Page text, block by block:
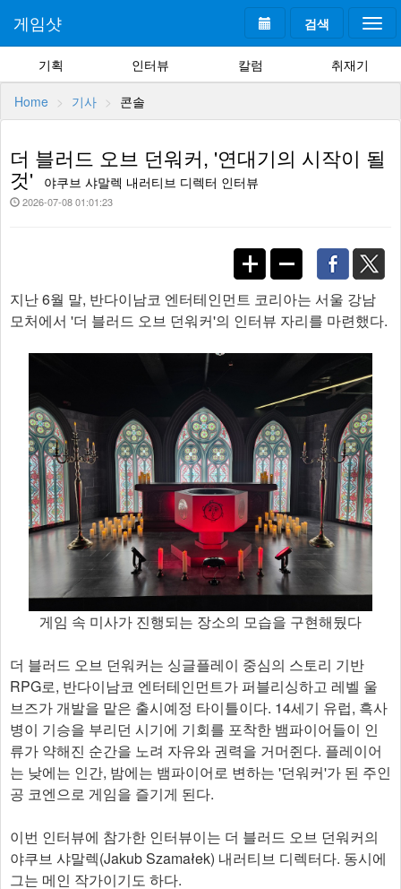
검색
게임샷
기획 인터뷰 칼럼 취재기
Home 기사 콘솔
더 블러드 오브 던워커, '연대기의 시작이 될
것' 야쿠브 샤말렉 내러티브 디렉터 인터뷰
2026-07-08 01:01:23
지난 6월 말, 반다이남코 엔터테인먼트 코리아는 서울 강남
모처에서 '더 블러드 오브 던워커'의 인터뷰 자리를 마련했다.
게임 속 미사가 진행되는 장소의 모습을 구현해뒀다
더 블러드 오브 던워커는 싱글플레이 중심의 스토리 기반
RPG로, 반다이남코 엔터테인먼트가 퍼블리싱하고 레벨 울
브즈가 개발을 맡은 출시예정 타이틀이다. 14세기 유럽, 흑사
병이 기승을 부리던 시기에 기회를 포착한 뱀파이어들이 인
류가 약해진 순간을 노려 자유와 권력을 거머쥔다. 플레이어
는 낮에는 인간, 밤에는 뱀파이어로 변하는 '던워커'가 된 주인
공 코엔으로 게임을 즐기게 된다.
이번 인터뷰에 참가한 인터뷰이는 더 블러드 오브 던워커의
야쿠브 샤말렉(Jakub Szamałek) 내러티브 디렉터다. 동시에
그는 메인 작가이기도 하다.